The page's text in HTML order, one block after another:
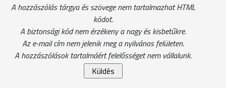
A hozzászólás tárgya és szövege nem tartalmazhat HTML
kódot.
A biztonsági kód nem érzékeny a nagy és kisbetűkre.
Az e-mail cím nem jelenik meg a nyilvános felületen.
A hozzászólások tartalmáért felelősséget nem vállalunk.